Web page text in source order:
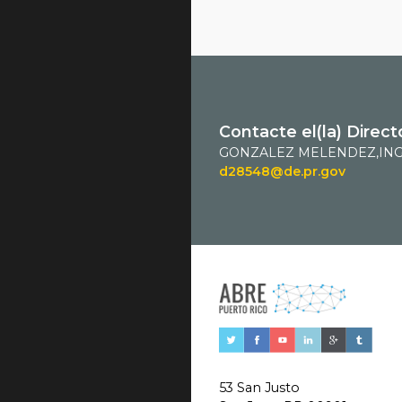
Contacte el(la)
GONZALEZ
d28548@de.pr.gov
53 San Justo